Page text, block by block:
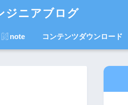
ジニアブログ
note コンテンツダウンロード